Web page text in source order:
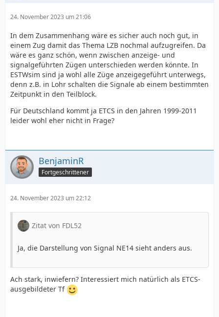
24. November 2023 um 21:06
In dem Zusammenhang wäre es sicher auch noch gut, in
einem Zug damit das Thema LZB nochmal aufzugreifen. Da
wäre es ganz schön, wenn zwischen anzeige- und
signalgeführten Zügen unterschieden werden könnte. In
ESTWsim sind ja wohl alle Züge anzeigegeführt unterwegs,
denn z.B. in Lohr schalten die Signale ab einem bestimmten
Zeitpunkt in den Teilblock.
Für Deutschland kommt ja ETCS in den Jahren 1999-2011
leider wohl eher nicht in Frage?
BenjaminR
Fortgeschrittener
24. November 2023 um 22:12
Zitat von FDL52
Ja, die Darstellung von Signal NE14 sieht anders aus.
Ach stark, inwiefern? Interessiert mich natürlich als ETCS-
ausgebildeter Tf